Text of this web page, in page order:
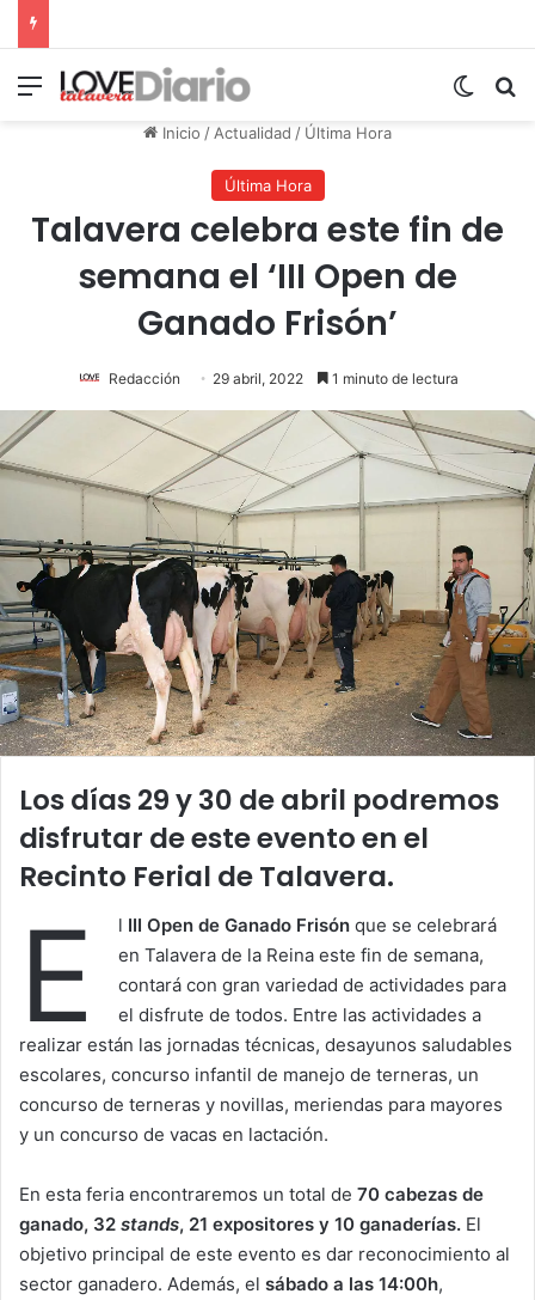
Menú
Inicio /Actualidad / Última Hora
Última Hora
Talavera celebra este fin de
semana el ‘III Open de
Ganado Frisón’
Redacción 29 abril, 2022 1 minuto de lectura
Los días 29 y 30 de abril podremos
disfrutar de este evento en el
Recinto Ferial de Talavera.
E l III Open de Ganado Frisón que se celebrará
en Talavera de la Reina este fin de semana,
contará con gran variedad de actividades para
el disfrute de todos. Entre las actividades a
realizar están las jornadas técnicas, desayunos saludables
escolares, concurso infantil de manejo de terneras, un
concurso de terneras y novillas, meriendas para mayores
y un concurso de vacas en lactación.
En esta feria encontraremos un total de 70 cabezas de
ganado, 32 stands, 21 expositores y 10 ganaderías. El
objetivo principal de este evento es dar reconocimiento al
sector ganadero. Además, el sábado a las 14:00h,